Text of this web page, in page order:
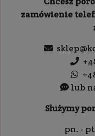
zamówienie
lub
Służymy
pn. -